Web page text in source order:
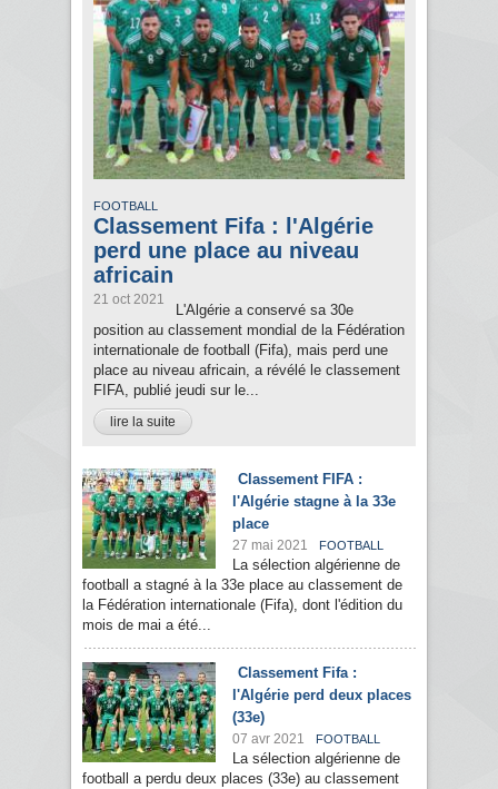
FOOTBALL
Classement Fifa : l'Algérie
perd une place au niveau
africain
21 oct 2021
L'Algérie a conservé sa 30e
position au classement mondial de la Fédération
internationale de football (Fifa), mais perd une
place au niveau africain, a révélé le classement
FIFA, publié jeudi sur le...
lire la suite
Classement FIFA :
l'Algérie stagne à la 33e
place
27 mai 2021 FOOTBALL
La sélection algérienne de
football a stagné à la 33e place au classement de
la Fédération internationale (Fifa), dont l'édition du
mois de mai a été...
Classement Fifa :
l'Algérie perd deux places
(33e)
07 avr 2021 FOOTBALL
La sélection algérienne de
football a perdu deux places (33e) au classement